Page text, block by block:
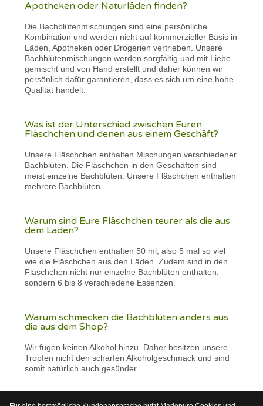
Apotheken oder Naturläden finden?
Die Bachblütenmischungen sind eine persönliche
Kombination und werden nicht auf kommerzieller Basis in
Läden, Apotheken oder Drogerien vertrieben. Unsere
Bachblütenmischungen werden sorgfältig und mit Liebe
gemischt und von Hand erstellt und daher können wir
persönlich dafür garantieren, dass es sich um eine hohe
Qualität handelt.
Was ist der Unterschied zwischen Euren
Fläschchen und denen aus einem Geschäft?
Unsere Fläschchen enthalten Mischungen verschiedener
Bachblüten. Die Fläschchen in den Geschäften sind
meist einzelne Bachblüten. Unsere Fläschchen enthalten
mehrere Bachblüten.
Warum sind Eure Fläschchen teurer als die aus
dem Laden?
Unsere Fläschchen enthalten 50 ml, also 5 mal so viel
wie die Fläschchen aus den Läden. Zudem sind in den
Fläschchen nicht nur einzelne Bachblüten enthalten,
sondern 6 bis 8 verschiedene Essenzen.
Warum schmecken die Bachblüten anders aus
die aus dem Shop?
Wir fügen keinen Alkohol hinzu. Daher besitzen unsere
Tropfen nicht den scharfen Alkoholgeschmack und sind
somit natürlich auch gesünder.